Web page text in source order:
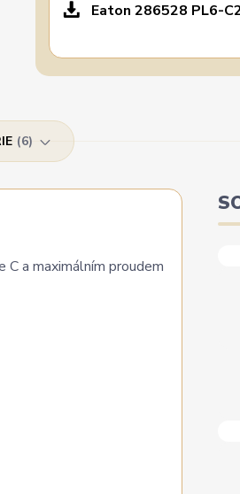
Eaton 286528 PL6-
6
a maximálním proudem